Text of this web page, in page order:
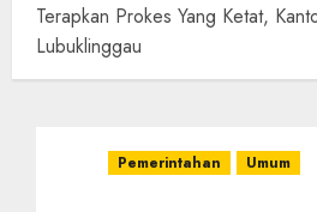
Terapkan Prokes Yang Ketat,
Lubuklinggau
Pemerintahan Umum